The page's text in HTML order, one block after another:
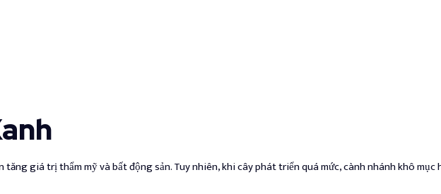
giá trị thẩm mỹ và bất động sản. Tuy nhiên, khi cây phát triển quá mức, cành nhánh khô mục